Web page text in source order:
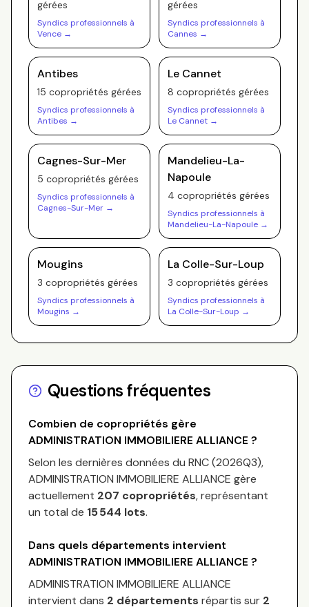
gérées
Syndics professionnels à
Vence →
gérées
Syndics professionnels à
Cannes →
Antibes
15 copropriétés gérées
Syndics professionnels à
Antibes →
Le Cannet
8 copropriétés gérées
Syndics professionnels à
Le Cannet →
Cagnes-Sur-Mer
5 copropriétés gérées
Syndics professionnels à
Cagnes-Sur-Mer →
Mandelieu-La-
Napoule
4 copropriétés gérées
Syndics professionnels à
Mandelieu-La-Napoule →
Mougins
3 copropriétés gérées
Syndics professionnels à
Mougins →
La Colle-Sur-Loup
3 copropriétés gérées
Syndics professionnels à
La Colle-Sur-Loup →
Questions fréquentes
Combien de copropriétés gère
ADMINISTRATION IMMOBILIERE ALLIANCE ?
Selon les dernières données du RNC (2026Q3),
ADMINISTRATION IMMOBILIERE ALLIANCE gère
actuellement 207 copropriétés, représentant
un total de 15 544 lots.
Dans quels départements intervient
ADMINISTRATION IMMOBILIERE ALLIANCE ?
ADMINISTRATION IMMOBILIERE ALLIANCE
intervient dans 2 départements répartis sur 2